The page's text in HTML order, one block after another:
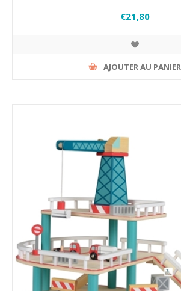
€21,80
AJOUTER AU PANIER